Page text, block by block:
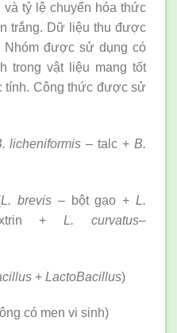
tỷ lệ chuyển hóa thức
trắng. Dữ liệu thu được
được sử dụng có
trong vật liệu mang tốt
tính. Công thức được sử
licheniformis – talc +B.
L. brevis– bột gạo +L.
+L. curvatus–
+ LactoBacillus)
có men vi sinh)